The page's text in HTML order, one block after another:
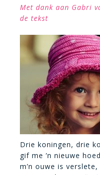
Met dank aan Gabri
de tekst
Drie koningen, drie
gif me ’n nieuwe
m’n ouwe is verslete,